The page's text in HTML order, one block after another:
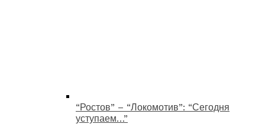
“Ростов” – “Локомотив”: “Сегодня
уступаем…”